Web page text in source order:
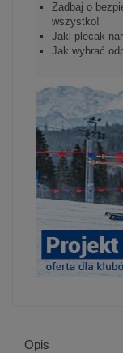
Zadbaj o
wszystko!
Jaki plecak
Jak wybrać
Opis